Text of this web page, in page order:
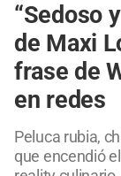
“Sedoso
de Maxi
frase de
en redes
Peluca rubia,
que encendió